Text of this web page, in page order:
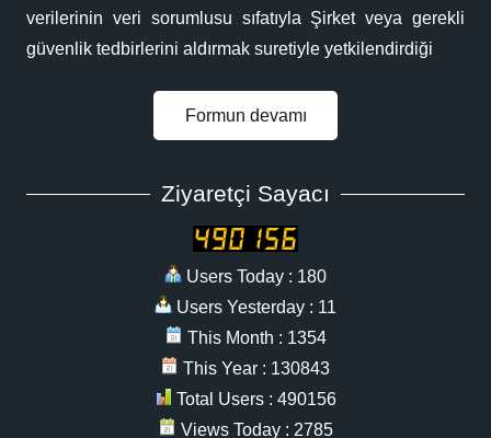
verilerinin veri sorumlusu sıfatıyla Şirket veya gerekli
güvenlik tedbirlerini aldırmak suretiyle yetkilendirdiği
Formun devamı
Ziyaretçi Sayacı
Users Today : 180
Users Yesterday : 11
This Month : 1354
This Year : 130843
Total Users : 490156
Views Today : 2785